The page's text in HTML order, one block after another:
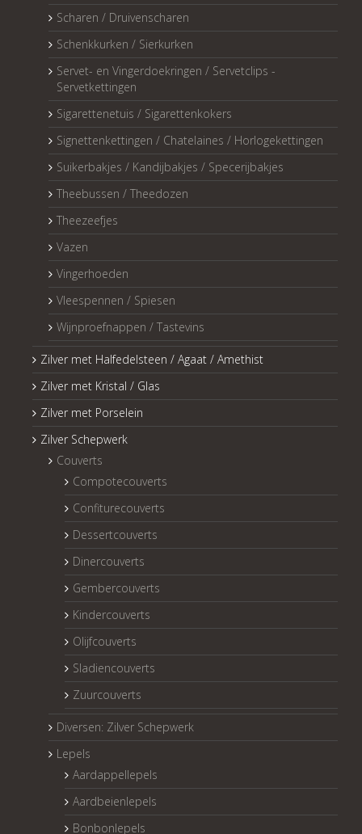
Scharen / Druivenscharen
Schenkkurken / Sierkurken
Servet- en Vingerdoekringen / Servetclips -
Servetkettingen
Sigarettenetuis / Sigarettenkokers
Signettenkettingen / Chatelaines / Horlogekettingen
Suikerbakjes / Kandijbakjes / Specerijbakjes
Theebussen / Theedozen
Theezeefjes
Vazen
Vingerhoeden
Vleespennen / Spiesen
Wijnproefnappen / Tastevins
Zilver met Halfedelsteen / Agaat / Amethist
Zilver met Kristal / Glas
Zilver met Porselein
Zilver Schepwerk
Couverts
Compotecouverts
Confiturecouverts
Dessertcouverts
Dinercouverts
Gembercouverts
Kindercouverts
Olijfcouverts
Sladiencouverts
Zuurcouverts
Diversen: Zilver Schepwerk
Lepels
Aardappellepels
Aardbeienlepels
Bonbonlepels